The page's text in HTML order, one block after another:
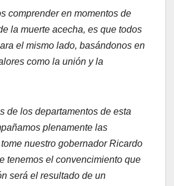
comprender en momentos de
la muerte acecha, es que todos
el mismo lado, basándonos en
como la unión y la
de los departamentos de esta
plenamente las
nuestro gobernador Ricardo
tenemos el convencimiento que
será el resultado de un